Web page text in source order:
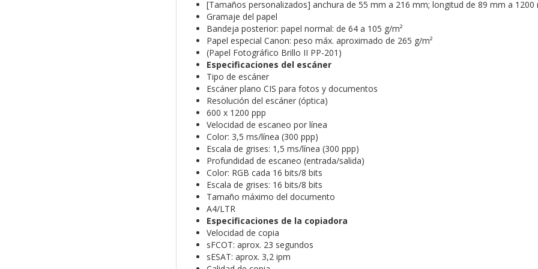
[Tamaños personalizados] anchura de 55 mm a 216 mm; longitud de 89 mm a 1200
Gramaje del papel
Bandeja posterior: papel normal: de 64 a 105 g/m²
Papel especial Canon: peso máx. aproximado de 265 g/m²
(Papel Fotográfico Brillo II PP-201)
Especificaciones del escáner
Tipo de escáner
Escáner plano CIS para fotos y documentos
Resolución del escáner (óptica)
600 x 1200 ppp
Velocidad de escaneo por línea
Color: 3,5 ms/línea (300 ppp)
Escala de grises: 1,5 ms/línea (300 ppp)
Profundidad de escaneo (entrada/salida)
Color: RGB cada 16 bits/8 bits
Escala de grises: 16 bits/8 bits
Tamaño máximo del documento
A4/LTR
Especificaciones de la copiadora
Velocidad de copia
sFCOT: aprox. 23 segundos
sESAT: aprox. 3,2 ipm